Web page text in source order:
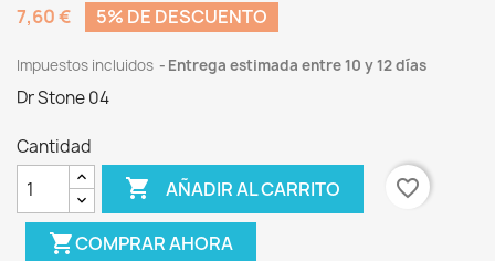
7,60 €
5% DE DESCUENTO
Impuestos incluidos Entrega estimada entre 10 y 12 días
Dr Stone 04
Cantidad
 AÑADIR AL CARRITO favorite_border
shopping_cartCOMPRAR AHORA